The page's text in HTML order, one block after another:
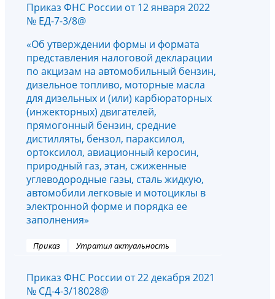
Приказ ФНС России от 12 января 2022
№ ЕД-7-3/8@
«Об утверждении формы и формата
представления налоговой декларации
по акцизам на автомобильный бензин,
дизельное топливо, моторные масла
для дизельных и (или) карбюраторных
(инжекторных) двигателей,
прямогонный бензин, средние
дистилляты, бензол, параксилол,
ортоксилол, авиационный керосин,
природный газ, этан, сжиженные
углеводородные газы, сталь жидкую,
автомобили легковые и мотоциклы в
электронной форме и порядка ее
заполнения»
Приказ Утратил актуальность
Приказ ФНС России от 22 декабря 2021
№ СД-4-3/18028@